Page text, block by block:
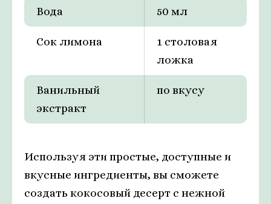
Вода 50 мл
Сок лимона
1 столовая
ложка
Ванильный
экстракт
по вкусу
Используя эти простые, доступные и
вкусные ингредиенты, вы сможете
создать кокосовый десерт с нежной